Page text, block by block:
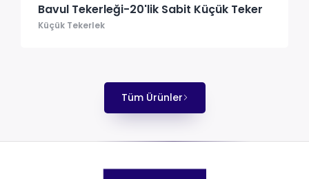
Bavul Tekerleği-20'lik Sabit Küçük Teker
Küçük Tekerlek
Tüm Ürünler